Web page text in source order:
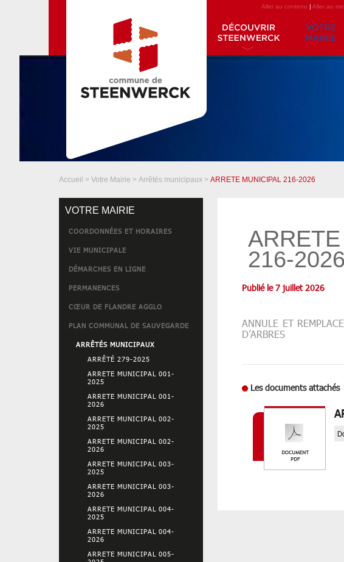
Aller au contenu | Aller au
Accueil > Votre Mairie > Arrêtés municipaux > ARRETE MUNICIPAL 216-2026
VOTRE MAIRIE
COORDONNÉES ET HORAIRES
VIE MUNICIPALE
DÉMARCHES EN LIGNE
PERMANENCES
CŒUR DE FLANDRE AGGLO
PLAN COMMUNAL DE SAUVEGARDE
ARRÊTÉS MUNICIPAUX
ARRÊTÉ 279-2025
ARRETE MUNICIPAL 001-
2025
ARRETE MUNICIPAL 001-
2026
ARRETE MUNICIPAL 002-
2025
ARRETE MUNICIPAL 002-
2026
ARRETE MUNICIPAL 003-
2025
ARRETE MUNICIPAL 003-
2026
ARRETE MUNICIPAL 004-
2025
ARRETE MUNICIPAL 004-
2026
ARRETE MUNICIPAL 005-
216-2026
Publié le 7 juillet 2026
ANNULE ET
D’ARBRES
Les documents attachés